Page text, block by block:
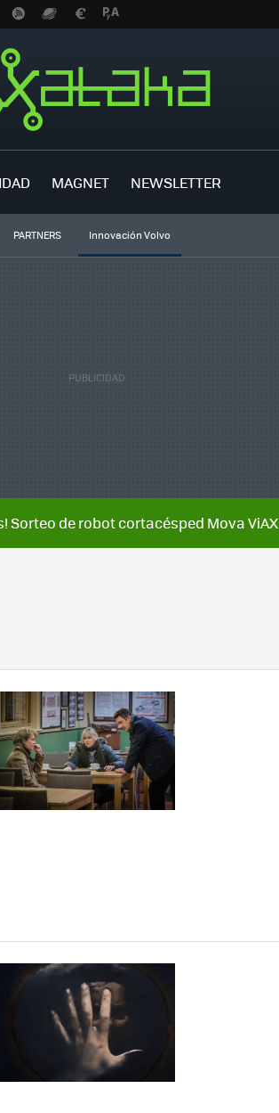
MAGNET NEWSLETTER
PARTNERS Innovación Volvo
Sorteo de robot cortacésped Mova ViAX